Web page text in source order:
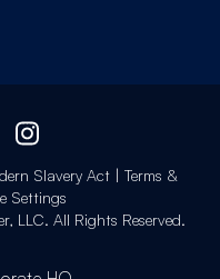
Slavery Act| Terms &
Settings
LLC. All Rights Reserved.